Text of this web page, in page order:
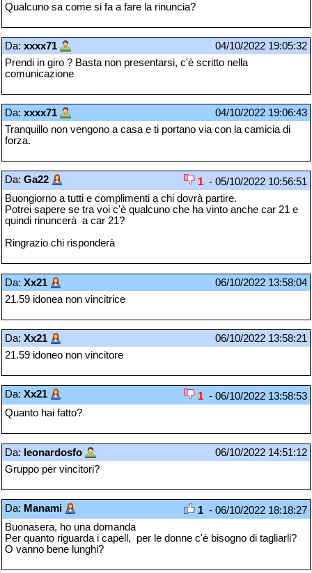
Qualcuno sa come si fa a fare la rinuncia?
Da: xxxx71
04/10/2022 19:05:32
Prendi in giro ? Basta non presentarsi, c'è scritto nella
comunicazione
Da: xxxx71
04/10/2022 19:06:43
Tranquillo non vengono a casa e ti portano via con la camicia di
forza.
Da: Ga22 1 - 05/10/2022 10:56:51
Buongiorno a tutti e complimenti a chi dovrà partire.
Potrei sapere se tra voi c'è qualcuno che ha vinto anche car 21 e
quindi rinuncerà a car 21?
Ringrazio chi risponderà
Da: Xx21
06/10/2022 13:58:04
21.59 idonea non vincitrice
Da: Xx21
06/10/2022 13:58:21
21.59 idoneo non vincitore
Da: Xx21 1 - 06/10/2022 13:58:53
Quanto hai fatto?
Da: leonardosfo
06/10/2022 14:51:12
Gruppo per vincitori?
Da: Manami 1 - 06/10/2022 18:18:27
Buonasera, ho una domanda
Per quanto riguarda i capell, per le donne c'è bisogno di tagliarli?
O vanno bene lunghi?